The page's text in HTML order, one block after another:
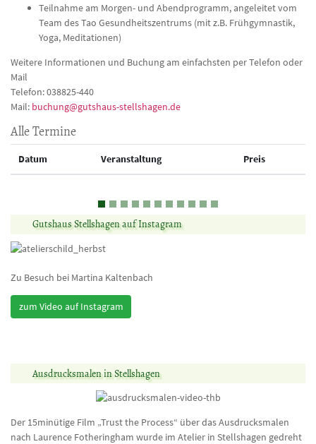
Teilnahme am Morgen- und Abendprogramm, angeleitet vom
Team des Tao Gesundheitszentrums (mit z.B. Frühgymnastik,
Yoga, Meditationen)
Weitere Informationen und Buchung am einfachsten per Telefon oder
Mail
Telefon: 038825-440
Mail: buchung gutshaus-stellshagen de
Alle Termine
Datum Veranstaltung Preis
Gutshaus Stellshagen auf Instagram
Zu Besuch bei Martina Kaltenbach
zum Video auf Instagram
Ausdrucksmalen in Stellshagen
Der 15minütige Film „Trust the Process“ über das Ausdrucksmalen
nach Laurence Fotheringham wurde im Atelier in Stellshagen gedreht